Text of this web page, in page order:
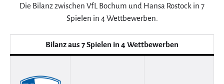
Die Bilanz zwischen VfL Bochum und Hansa Rostock in 7
Spielen in 4 Wettbewerben.
Bilanz aus 7 Spielen in 4 Wettbewerben